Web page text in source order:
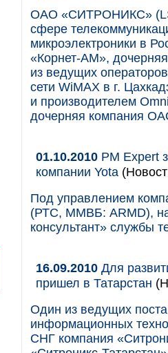
ОАО «СИТРОНИКС»
сфере
микроэлектроники в
«Корнет-АМ»,
из ведущих
сети WiMAX в г.
и производителем
дочерняя компания
01.10.2010 PM Expert
компании Yota
Под управлением
(РТС, ММВБ: ARMD), на
консультант» службы
16.09.2010 Для
пришел в Татарстан
Один из ведущих
информационных
СНГ компания